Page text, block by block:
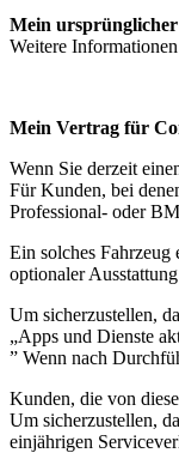
Mein ursprünglicher
Weitere
Mein Vertrag für
Wenn Sie derzeit
Für Kunden, bei
Professional- oder
Ein solches Fahrzeug
optionaler
Um sicherzustellen,
„Apps und Dienste
” Wenn nach
Kunden, die von
Um sicherzustellen,
einjährigen